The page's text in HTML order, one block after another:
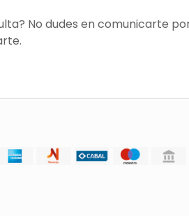
No dudes en comunicarte